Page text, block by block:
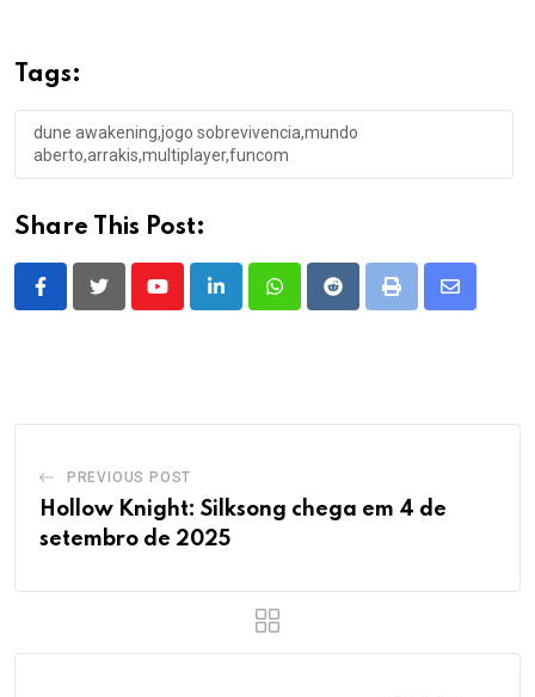
Tags:
dune awakening,jogo sobrevivencia,mundo
aberto,arrakis,multiplayer,funcom
Share This Post:
YoutubeLinkedInWhatsappRedditPrint
Share
PREVIOUS POST
Hollow Knight: Silksong chega em 4 de
setembro de 2025